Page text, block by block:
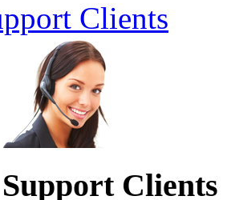
Clients
Support Clients